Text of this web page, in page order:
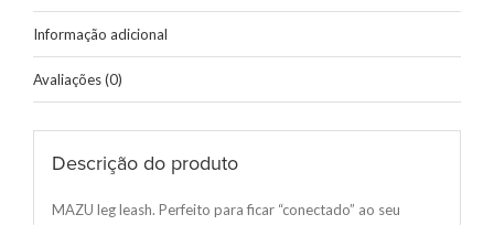
Informação adicional
Avaliações (0)
Descrição do produto
MAZU leg leash. Perfeito para ficar “conectado” ao seu